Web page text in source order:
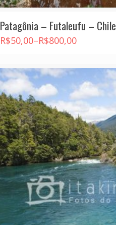
Patagônia – Futaleufu – Chile
R$50,00–R$800,00